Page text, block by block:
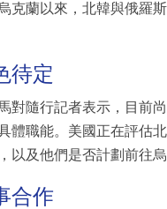
克蘭以來，北韓與俄羅
待定
對隨行記者表示，目前
體職能。美國正在評估
以及他們是否計劃前往烏
合作